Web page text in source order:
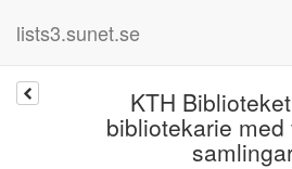
lists3.sunet.se
KTH
bibliotekarie